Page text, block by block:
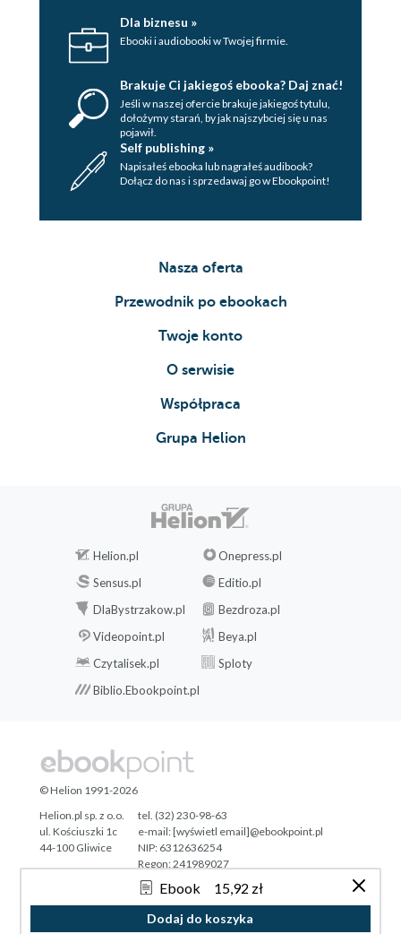
Ebook 15,92 zł
Dodaj do koszyka
Dla biznesu »
Ebooki i audiobooki w Twojej firmie.
Brakuje Ci jakiegoś ebooka? Daj znać!
Jeśli w naszej ofercie brakuje jakiegoś tytulu,
dołożymy starań, by jak najszybciej się u nas
pojawił.
Self publishing »
Napisałeś ebooka lub nagrałeś audibook?
Dołącz do nas i sprzedawaj go w Ebookpoint!
Nasza oferta
Przewodnik po ebookach
Twoje konto
O serwisie
Współpraca
Grupa Helion
Helion.pl
Onepress.pl
Sensus.pl
Editio.pl
DlaBystrzakow.pl
Bezdroza.pl
Videopoint.pl
Beya.pl
Czytalisek.pl
Sploty
Biblio.Ebookpoint.pl
Tonik.pl
© Helion 1991-2026
Helion.pl sp. z o.o.
ul. Kościuszki 1c
44-100 Gliwice
tel. (32) 230-98-63
e-mail:[wyświetl email]@ebookpoint.pl
NIP: 6312636254
Regon: 241989027